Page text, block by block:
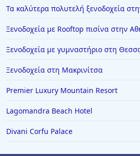
Ξενοδοχεία στην Κινέτα
Ξενοδοχεία στην Πέρδικα
Ξενοδοχεία στην Κόνιτσα
Ξενοδοχεία στην Ασπροβάλτα
Ξενοδοχεία στη Νέα
Ξενοδοχεία στους Άγιους
Τα καλύτερα πολυτελή ξενοδοχεία
Ξενοδοχεία με Rooftop πισίνα στην
Ξενοδοχεία με γυμναστήριο στη
Ξενοδοχεία στη Μακρινίτσα
Premier Luxury Mountain Resort
Lagomandra Beach Hotel
Divani Corfu Palace